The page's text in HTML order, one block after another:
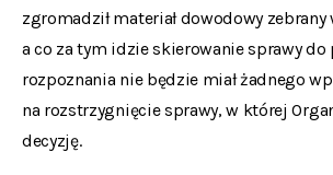
zgromadził materiał dowodowy zebrany
a co za tym idzie skierowanie sprawy do
rozpoznania nie będzie miał żadnego
na rozstrzygnięcie sprawy, w której
decyzję.